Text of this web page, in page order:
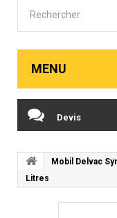
MENU
Devis
Mobil Delvac
Litres